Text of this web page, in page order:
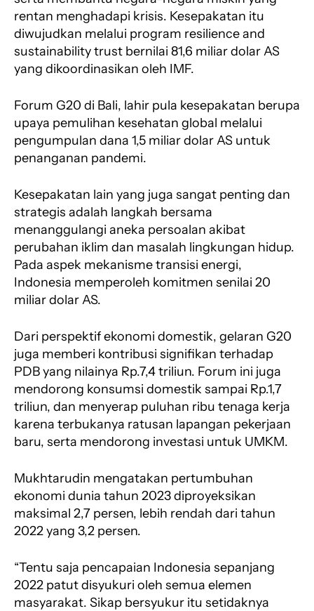
rentan menghadapi krisis. Kesepakatan itu
diwujudkan melalui program resilience and
sustainability trust bernilai 81,6 miliar dolar AS
yang dikoordinasikan oleh IMF.
Forum G20 di Bali, lahir pula kesepakatan berupa
upaya pemulihan kesehatan global melalui
pengumpulan dana 1,5 miliar dolar AS untuk
penanganan pandemi.
Kesepakatan lain yang juga sangat penting dan
strategis adalah langkah bersama
menanggulangi aneka persoalan akibat
perubahan iklim dan masalah lingkungan hidup.
Pada aspek mekanisme transisi energi,
Indonesia memperoleh komitmen senilai 20
miliar dolar AS.
Dari perspektif ekonomi domestik, gelaran G20
juga memberi kontribusi signifikan terhadap
PDB yang nilainya Rp.7,4 triliun. Forum ini juga
mendorong konsumsi domestik sampai Rp.1,7
triliun, dan menyerap puluhan ribu tenaga kerja
karena terbukanya ratusan lapangan pekerjaan
baru, serta mendorong investasi untuk UMKM.
Mukhtarudin mengatakan pertumbuhan
ekonomi dunia tahun 2023 diproyeksikan
maksimal 2,7 persen, lebih rendah dari tahun
2022 yang 3,2 persen.
“Tentu saja pencapaian Indonesia sepanjang
2022 patut disyukuri oleh semua elemen
masyarakat. Sikap bersyukur itu setidaknya